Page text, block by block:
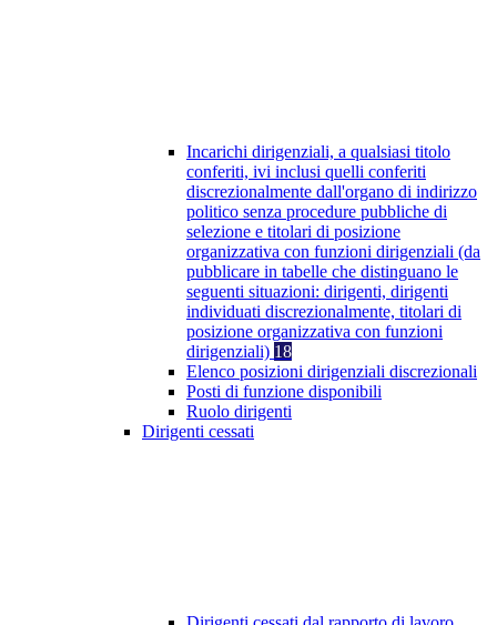
Incarichi dirigenziali, a qualsiasi titolo
conferiti, ivi inclusi quelli conferiti
discrezionalmente dall'organo di indirizzo
politico senza procedure pubbliche di
selezione e titolari di posizione
organizzativa con funzioni dirigenziali (da
pubblicare in tabelle che distinguano le
seguenti situazioni: dirigenti, dirigenti
individuati discrezionalmente, titolari di
posizione organizzativa con funzioni
dirigenziali) 18
Elenco posizioni dirigenziali discrezionali
Posti di funzione disponibili
Ruolo dirigenti
Dirigenti cessati